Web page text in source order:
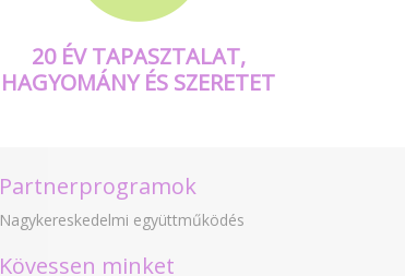
20 ÉV TAPASZTALAT,
HAGYOMÁNY ÉS SZERETET
Partnerprogramok
Nagykereskedelmi együttműködés
Kövessen minket